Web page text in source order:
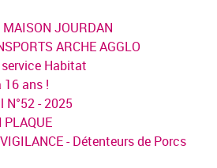
JOURDAN
ARCHE AGGLO
service Habitat
16 ans !
- 2025
PLAQUE
- Détenteurs de Porcs